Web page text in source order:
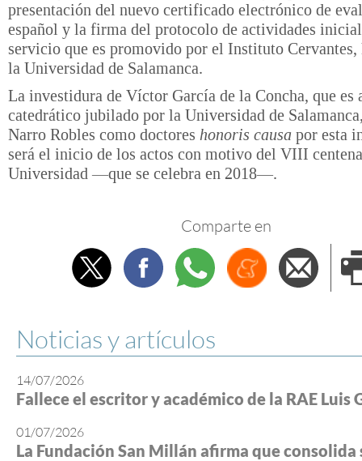
presentación del nuevo certificado electrónico de
español y la firma del protocolo de actividades
servicio que es promovido por el Instituto
la Universidad de Salamanca.
La investidura de Víctor García de la Concha, que es
catedrático jubilado por la Universidad de
Narro Robles como doctores honoris causa por esta
será el inicio de los actos con motivo del VIII
Universidad —que se celebra en 2018—.
Comparte en
TwitterFacebookWhatsappMenéame
Noticias y artículos
14/07/2026
Fallece el escritor y académico de la RAE Luis
01/07/2026
La Fundación San Millán afirma que consolida